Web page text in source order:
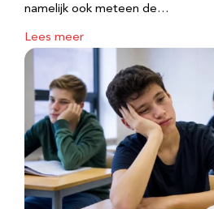
namelijk ook meteen de…
Lees meer